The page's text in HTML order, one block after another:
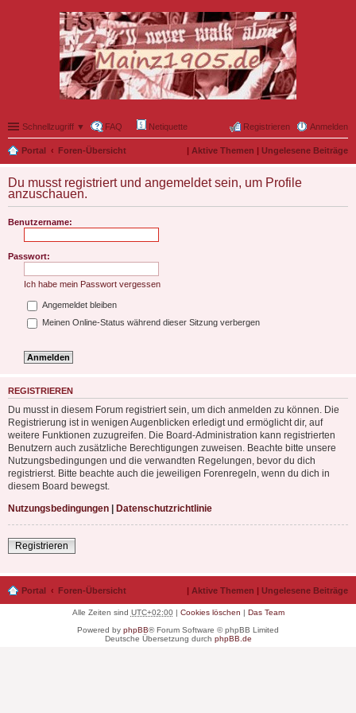
Schnellzugriff ▼ FAQ Netiquette Anmelden
Registrieren
Portal Foren-Übersicht | Aktive Themen | Ungelesene Beiträge
Du musst registriert und angemeldet sein, um Profile
anzuschauen.
Benutzername:
Passwort:
Ich habe mein Passwort vergessen
Angemeldet bleiben
Meinen Online-Status während dieser Sitzung verbergen
REGISTRIEREN
Du musst in diesem Forum registriert sein, um dich anmelden zu können. Die
Registrierung ist in wenigen Augenblicken erledigt und ermöglicht dir, auf
weitere Funktionen zuzugreifen. Die Board-Administration kann registrierten
Benutzern auch zusätzliche Berechtigungen zuweisen. Beachte bitte unsere
Nutzungsbedingungen und die verwandten Regelungen, bevor du dich
registrierst. Bitte beachte auch die jeweiligen Forenregeln, wenn du dich in
diesem Board bewegst.
Nutzungsbedingungen | Datenschutzrichtlinie
Registrieren
Portal Foren-Übersicht | Aktive Themen | Ungelesene Beiträge
Alle Zeiten sind UTC+02:00| Cookies löschen | Das Team
Powered by phpBB® Forum Software © phpBB Limited
Deutsche Übersetzung durch phpBB.de